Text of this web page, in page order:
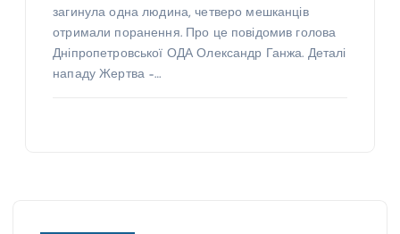
загинула одна людина, четверо мешканців
отримали поранення. Про це повідомив голова
Дніпропетровської ОДА Олександр Ганжа. Деталі
нападу Жертва –…